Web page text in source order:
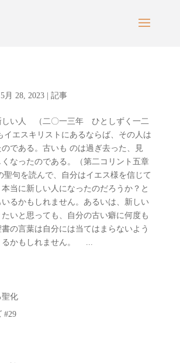
5月 28, 2023| 記事
い人 （二〇一三年 ひとしずく一二
エスキリストにあるならば、その人は
である。古いも のは過ぎ去った、見
なったのである。（第二コリント五章
句を読んで、自分はイエス様を信じて
当に新しい人になったのだろうか？と
るかもしれません。あるいは、新しい
いと思っても、自分の古い癖に何度も
の言葉は自分には当てはまらないよう
るかもしれません。 ...
聖化
#29